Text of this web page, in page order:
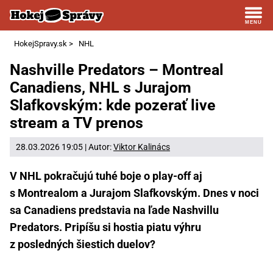
HokejSpravy.sk > NHL
Nashville Predators – Montreal
Canadiens, NHL s Jurajom
Slafkovským: kde pozerať live
stream a TV prenos
28.03.2026 19:05 | Autor:Viktor Kalinács
V NHL pokračujú tuhé boje o play-off aj
s Montrealom a Jurajom Slafkovským. Dnes v noci
sa Canadiens predstavia na ľade Nashvillu
Predators. Pripíšu si hostia piatu výhru
z posledných šiestich duelov?